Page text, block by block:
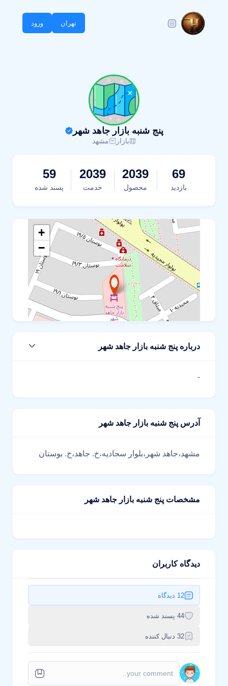
تهران ورود
پنج شنبه بازار جاهد شهر
بازار مشهد
69
بازدید
2039
محصول
2039
خدمت
59
پسند شده
+
−
درباره پنج شنبه بازار جاهد شهر
-
آدرس پنج شنبه بازار جاهد شهر
مشهد،جاهد شهر،بلوار سجادیه،خ. جاهد،خ. بوستان
مشخصات پنج شنبه بازار جاهد شهر
دیدگاه کاربران
12 دیدگاه
44 پسند شده
32 دنبال کننده